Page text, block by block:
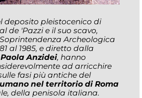
deposito pleistocenico di
de 'Pazzi e il suo scavo,
Archeologica
al 1985, e diretto dalla
Anzidei, hanno
ad arricchire
fasi più antiche del
nel territorio di Roma
della penisola italiana.